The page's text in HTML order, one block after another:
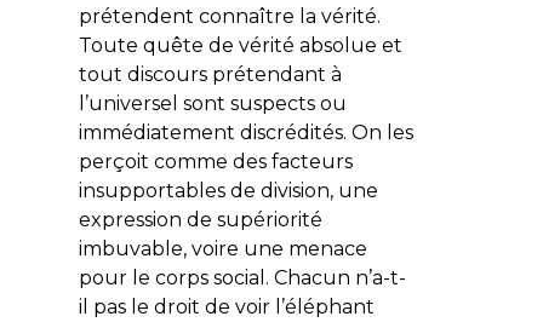
prétendent connaître la vérité.
Toute quête de vérité absolue et
tout discours prétendant à
l’universel sont suspects ou
immédiatement discrédités. On les
perçoit comme des facteurs
insupportables de division, une
expression de supériorité
imbuvable, voire une menace
pour le corps social. Chacun n’a-t-
il pas le droit de voir l’éléphant